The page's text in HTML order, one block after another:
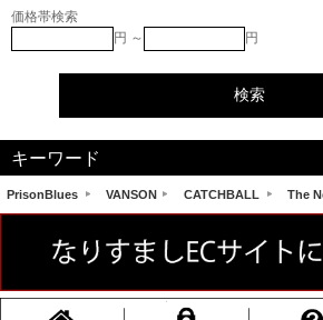
価格帯検索
円 ～
円
キーワード
PrisonBlues VANSON CATCHBALL The